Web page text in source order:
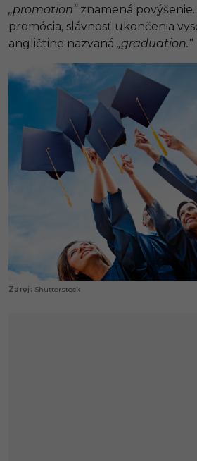
„promotion“znamená povýšenie.
promócia, slávnosť ukončenia
angličtine nazvaná „graduation.“
Shutterstock